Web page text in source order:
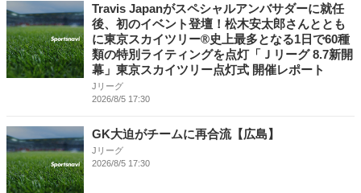
Travis Japanがスペシャルアンバサダーに就任
後、初のイベント登壇！松木安太郎さんととも
に東京スカイツリー®史上最多となる1日で60種
類の特別ライティングを点灯「Ｊリーグ 8.7新開
幕」東京スカイツリー点灯式 開催レポート
Jリーグ
2026/8/5 17:30
GK大迫がチームに再合流【広島】
Jリーグ
2026/8/5 17:30